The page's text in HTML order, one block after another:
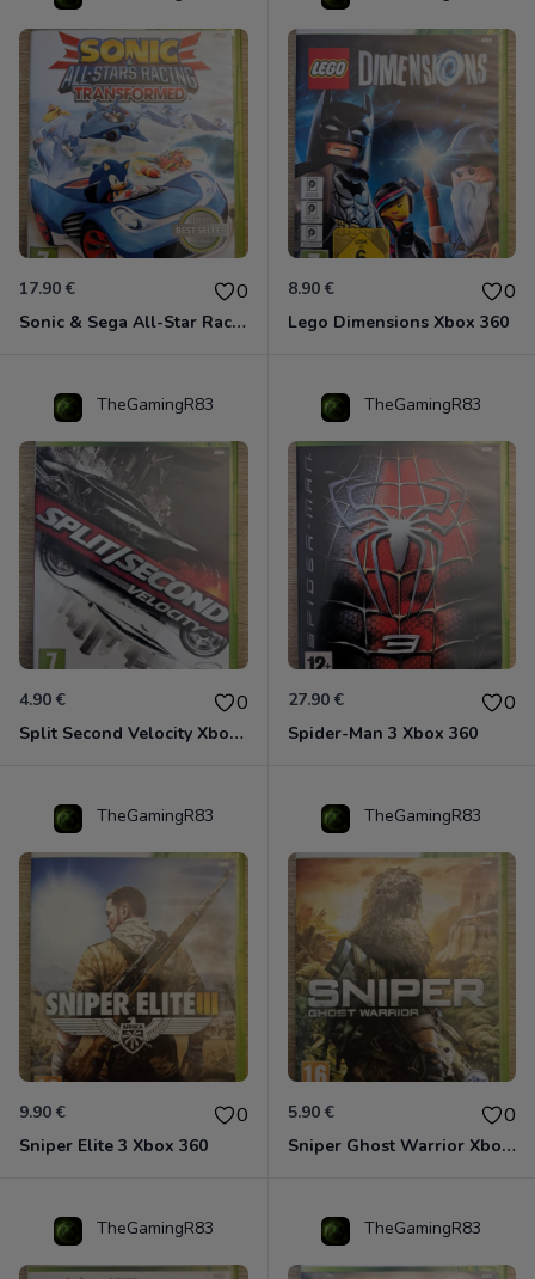
17.90 € 0
Sonic & Sega All-Star Racing - Transformed Xbox 360
8.90 € 0
Lego Dimensions Xbox 360
TheGamingR83
4.90 € 0
Split Second Velocity Xbox 360
TheGamingR83
27.90 € 0
Spider-Man 3 Xbox 360
TheGamingR83
9.90 € 0
Sniper Elite 3 Xbox 360
TheGamingR83
5.90 € 0
Sniper Ghost Warrior Xbox 360
TheGamingR83 TheGamingR83